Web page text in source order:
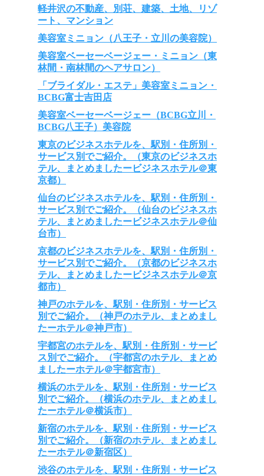
軽井沢の不動産、別荘、建築、土地、リゾ
ート、マンション
美容室ミニョン（八王子・立川の美容院）
美容室ベーセーベージェー・ミニョン（東
林間・南林間のヘアサロン）
「ブライダル・エステ」美容室ミニョン・
BCBG富士吉田店
美容室ベーセーベージェー（BCBG立川・
BCBG八王子）美容院
東京のビジネスホテルを、駅別・住所別・
サービス別でご紹介。（東京のビジネスホ
テル、まとめましたービジネスホテル＠東
京都）
仙台のビジネスホテルを、駅別・住所別・
サービス別でご紹介。（仙台のビジネスホ
テル、まとめましたービジネスホテル＠仙
台市）
京都のビジネスホテルを、駅別・住所別・
サービス別でご紹介。（京都のビジネスホ
テル、まとめましたービジネスホテル＠京
都市）
神戸のホテルを、駅別・住所別・サービス
別でご紹介。（神戸のホテル、まとめまし
たーホテル＠神戸市）
宇都宮のホテルを、駅別・住所別・サービ
ス別でご紹介。（宇都宮のホテル、まとめ
ましたーホテル＠宇都宮市）
横浜のホテルを、駅別・住所別・サービス
別でご紹介。（横浜のホテル、まとめまし
たーホテル＠横浜市）
新宿のホテルを、駅別・住所別・サービス
別でご紹介。（新宿のホテル、まとめまし
たーホテル＠新宿区）
渋谷のホテルを、駅別・住所別・サービス